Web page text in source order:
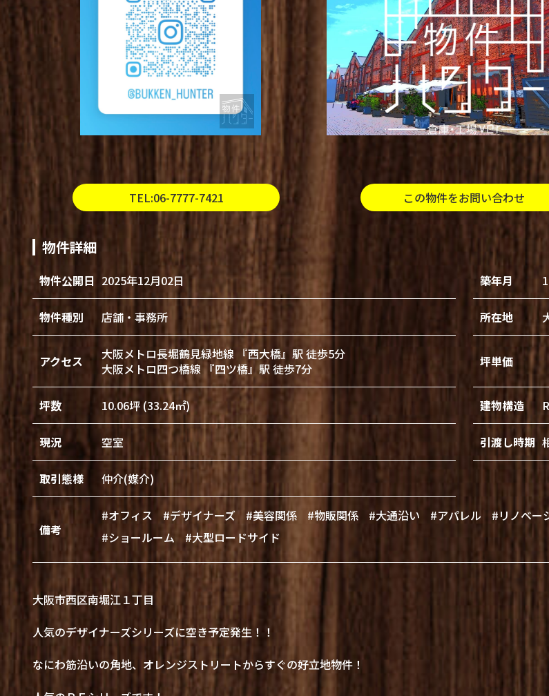
TEL:06-7777-7421 この物件をお問い合わせ
物件詳細
物件公開日 2025年12月02日 築年月
物件種別 店舗・事務所 所在地
アクセス
大阪メトロ長堀鶴見緑地線 『西大橋』駅 徒歩5分
大阪メトロ四つ橋線 『四ツ橋』駅 徒歩7分
坪単価
坪数 10.06坪 (33.24㎡) 建物構造
現況 空室 引渡し時期
取引態様 仲介(媒介)
備考
#オフィス #デザイナーズ #美容関係 #物販関係 #大通沿い #アパレル #リノベー
#ショールーム
#大型ロードサイド
大阪市西区南堀江１丁目
人気のデザイナーズシリーズに空き予定発生！！
なにわ筋沿いの角地、オレンジストリートからすぐの好立地物件！